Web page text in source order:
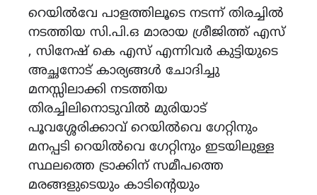
റെയിൽവേ പാളത്തിലൂടെ നടന്ന് തിരച്ചിൽ
നടത്തിയ സി.പി.ഒ മാരായ ശ്രീജിത്ത് എസ്
, സിനേഷ് കെ എസ് എന്നിവർ കുട്ടിയുടെ
അച്ഛനോട്‌ കാര്യങ്ങൾ ചോദിച്ചു
മനസ്സിലാക്കി നടത്തിയ
തിരച്ചിലിനൊടുവിൽ മുരിയാട്
പൂവശ്ശേരിക്കാവ് റെയിൽവെ ഗേറ്റിനും
മനപ്പടി റെയിൽവെ ഗേറ്റിനും ഇടയിലുള്ള
സ്ഥലത്തെ ട്രാക്കിന് സമീപത്തെ
മരങ്ങളുടെയും കാടിന്റെയും